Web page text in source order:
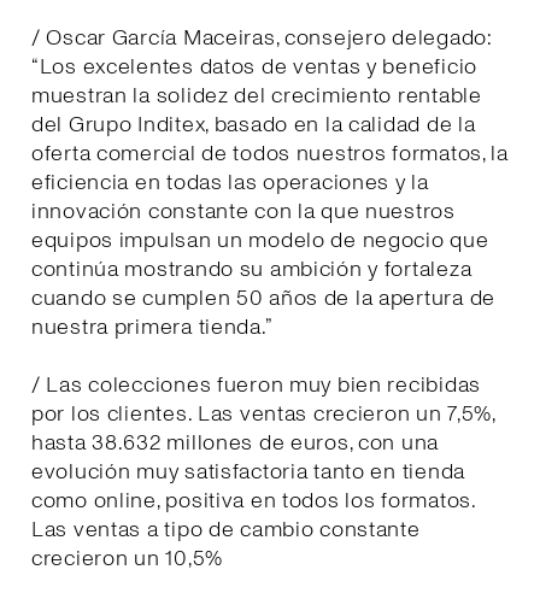
/ Oscar García Maceiras, consejero delegado:
“Los excelentes datos de ventas y beneficio
muestran la solidez del crecimiento rentable
del Grupo Inditex, basado en la calidad de la
oferta comercial de todos nuestros formatos, la
eficiencia en todas las operaciones y la
innovación constante con la que nuestros
equipos impulsan un modelo de negocio que
continúa mostrando su ambición y fortaleza
cuando se cumplen 50 años de la apertura de
nuestra primera tienda.”
/ Las colecciones fueron muy bien recibidas
por los clientes. Las ventas crecieron un 7,5%,
hasta 38.632 millones de euros, con una
evolución muy satisfactoria tanto en tienda
como online, positiva en todos los formatos.
Las ventas a tipo de cambio constante
crecieron un 10,5%